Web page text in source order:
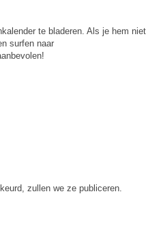
te bladeren. Als je hem niet
surfen naar
zullen we ze publiceren.